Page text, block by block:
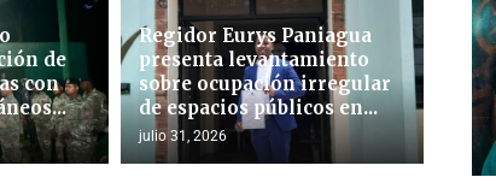
de
con
Regidor Eurys Paniagua
presenta levantamiento
sobre ocupación irregular
de espacios públicos en...
julio 31, 2026